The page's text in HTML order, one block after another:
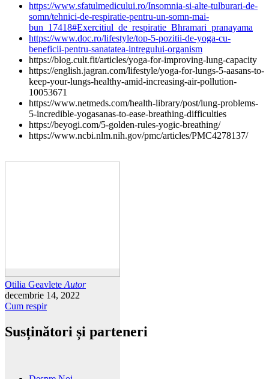
https://www.sfatulmedicului.ro/Insomnia-si-alte-tulburari-de-
somn/tehnici-de-respiratie-pentru-un-somn-mai-
bun_17418#Exercitiul_de_respiratie_Bhramari_pranayama
https://www.doc.ro/lifestyle/top-5-pozitii-de-yoga-cu-
beneficii-pentru-sanatatea-intregului-organism
https://blog.cult.fit/articles/yoga-for-improving-lung-capacity
https://english.jagran.com/lifestyle/yoga-for-lungs-5-aasans-to-
keep-your-lungs-healthy-amid-increasing-air-pollution-
10053671
https://www.netmeds.com/health-library/post/lung-problems-
5-incredible-yogasanas-to-ease-breathing-difficulties
https://beyogi.com/5-golden-rules-yogic-breathing/
https://www.ncbi.nlm.nih.gov/pmc/articles/PMC4278137/
Otilia Geavlete Autor
decembrie 14, 2022
Cum respir
Susținători și parteneri